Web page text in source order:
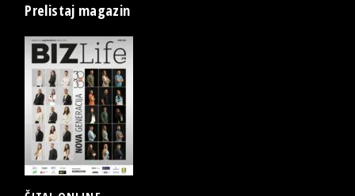
Prelistaj magazin